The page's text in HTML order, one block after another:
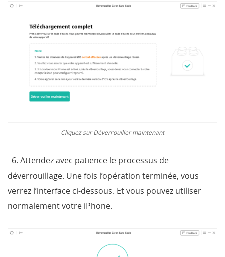
Cliquez sur Déverrouiller maintenant
6. Attendez avec patience le processus de
déverrouillage. Une fois l’opération terminée, vous
verrez l’interface ci-dessous. Et vous pouvez utiliser
normalement votre iPhone.